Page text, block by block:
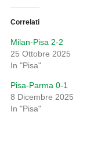
Correlati
Milan-Pisa 2-2
25 Ottobre 2025
In "Pisa"
Pisa-Parma 0-1
8 Dicembre 2025
In "Pisa"